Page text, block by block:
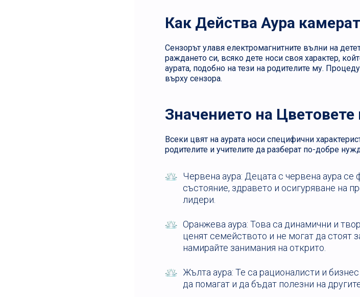
Как Действа Аура
Сензорът улавя електромагнитните вълни на
раждането си, всяко дете носи своя характер,
аурата, подобно на тези на родителите му.
върху сензора.
Значението на Цветовете
Всеки цвят на аурата носи специфични
родителите и учителите да разберат по-добре
Червена аура: Децата с червена аура
състояние, здравето и осигуряване на
лидери.
Оранжева аура: Това са динамични и
ценят семейството и не могат да стоят
намирайте занимания на открито.
Жълта аура: Те са рационалисти и
да помагат и да бъдат полезни на